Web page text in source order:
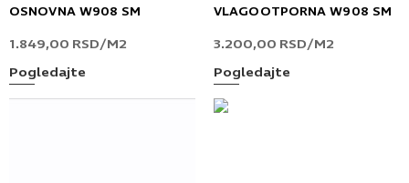
OSNOVNA W908 SM
1.849,00 RSD/M2
Pogledajte
VLAGOOTPORNA W908 SM
3.200,00 RSD/M2
Pogledajte